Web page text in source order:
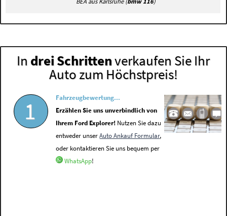
In drei Schrittenverkaufen Sie Ihr
Auto zum Höchstpreis!
1
Fahrzeugbewertung...
Erzählen Sie uns unverbindlich von
Ihrem Ford Explorer! Nutzen Sie dazu
entweder unserAuto Ankauf Formular,
oder kontaktieren Sie uns bequem per
WhatsApp!